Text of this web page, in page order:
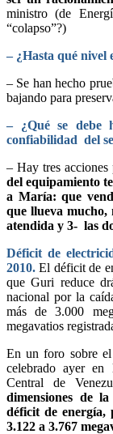
ministro (de
“colapso”?)
– ¿Hasta qué nivel
– Se han hecho
bajando para
– ¿Qué se debe
confiabilidad del
– Hay tres acciones
del equipamiento
a María: que
que llueva mucho,
atendida y 3- las
Déficit de
2010.El déficit de
que Guri reduce
nacional por la
más de 3.000
megavatios
En un foro sobre el
celebrado ayer
Central de
dimensiones de
déficit de energía,
3.122 a 3.767